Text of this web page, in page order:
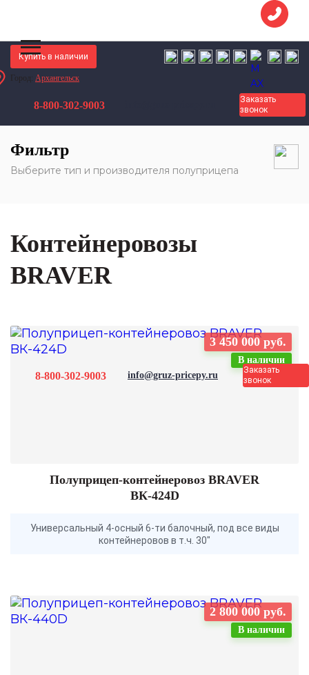
Купить в наличии
Город: Архангельск
Заказать
звонок
8-800-302-9003
Заказать
звонок
8-800-302-9003 info@gruz-pricepy.ru
Прицепы и полуприцепы контейнеровозы
Контейнеровозы BRAVER
Фильтр
Выберите тип и производителя полуприцепа
Контейнеровозы
BRAVER
3 450 000 руб.
В наличии
Полуприцеп-контейнеровоз BRAVER
BК-424D
Универсальный 4-осный 6-ти балочный, под все виды
контейнеровов в т.ч. 30"
2 800 000 руб.
В наличии